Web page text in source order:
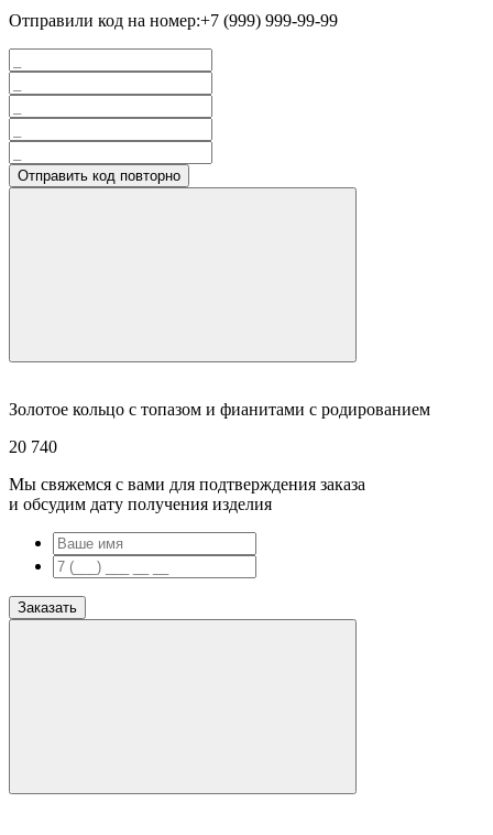
Отправили код на номер:+7 (999) 999-99-99
Отправить код повторно
Золотое кольцо с топазом и фианитами с родированием
20 740
Мы свяжемся с вами для подтверждения заказа
и обсудим дату получения изделия
Заказать